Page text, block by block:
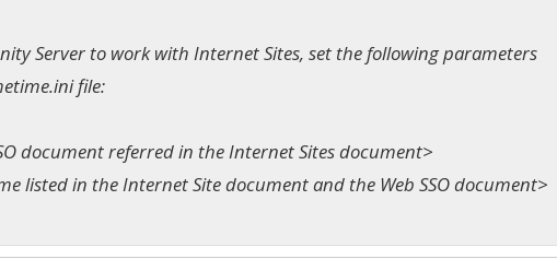
Server to work with Internet Sites, set the following parameters
file:
document referred in the Internet Sites document>
listed in the Internet Site document and the Web SSO document>